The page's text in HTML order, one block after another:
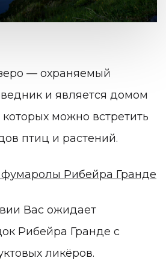
— охраняемый
и является домом
можно встретить
птиц и растений.
Рибейра Гранде
Вас ожидает
Рибейра Гранде с
ликёров.